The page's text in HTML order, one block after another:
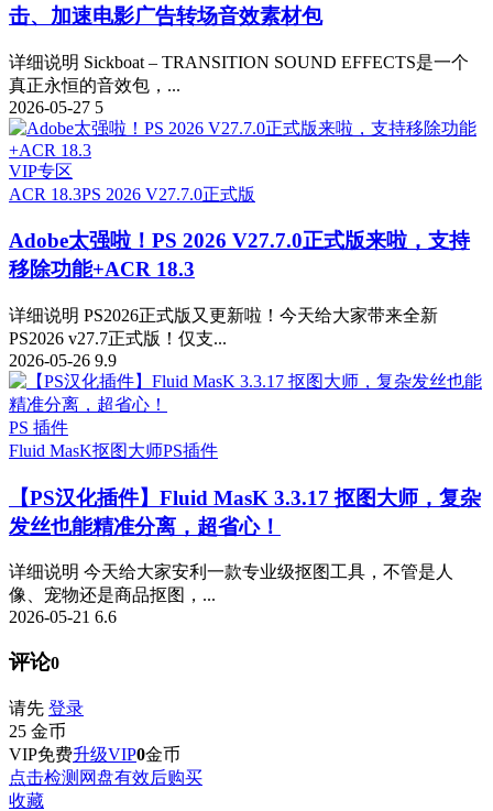
击、加速电影广告转场音效素材包
详细说明 Sickboat – TRANSITION SOUND EFFECTS是一个
真正永恒的音效包，...
2026-05-27 5
VIP专区
ACR 18.3PS 2026 V27.7.0正式版
Adobe太强啦！PS 2026 V27.7.0正式版来啦，支持
移除功能+ACR 18.3
详细说明 PS2026正式版又更新啦！今天给大家带来全新
PS2026 v27.7正式版！仅支...
2026-05-26 9.9
PS 插件
Fluid MasK抠图大师PS插件
【PS汉化插件】Fluid MasK 3.3.17 抠图大师，复杂
发丝也能精准分离，超省心！
详细说明 今天给大家安利一款专业级抠图工具，不管是人
像、宠物还是商品抠图，...
2026-05-21 6.6
评论0
请先 登录
25 金币
VIP免费升级VIP0金币
点击检测网盘有效后购买
收藏